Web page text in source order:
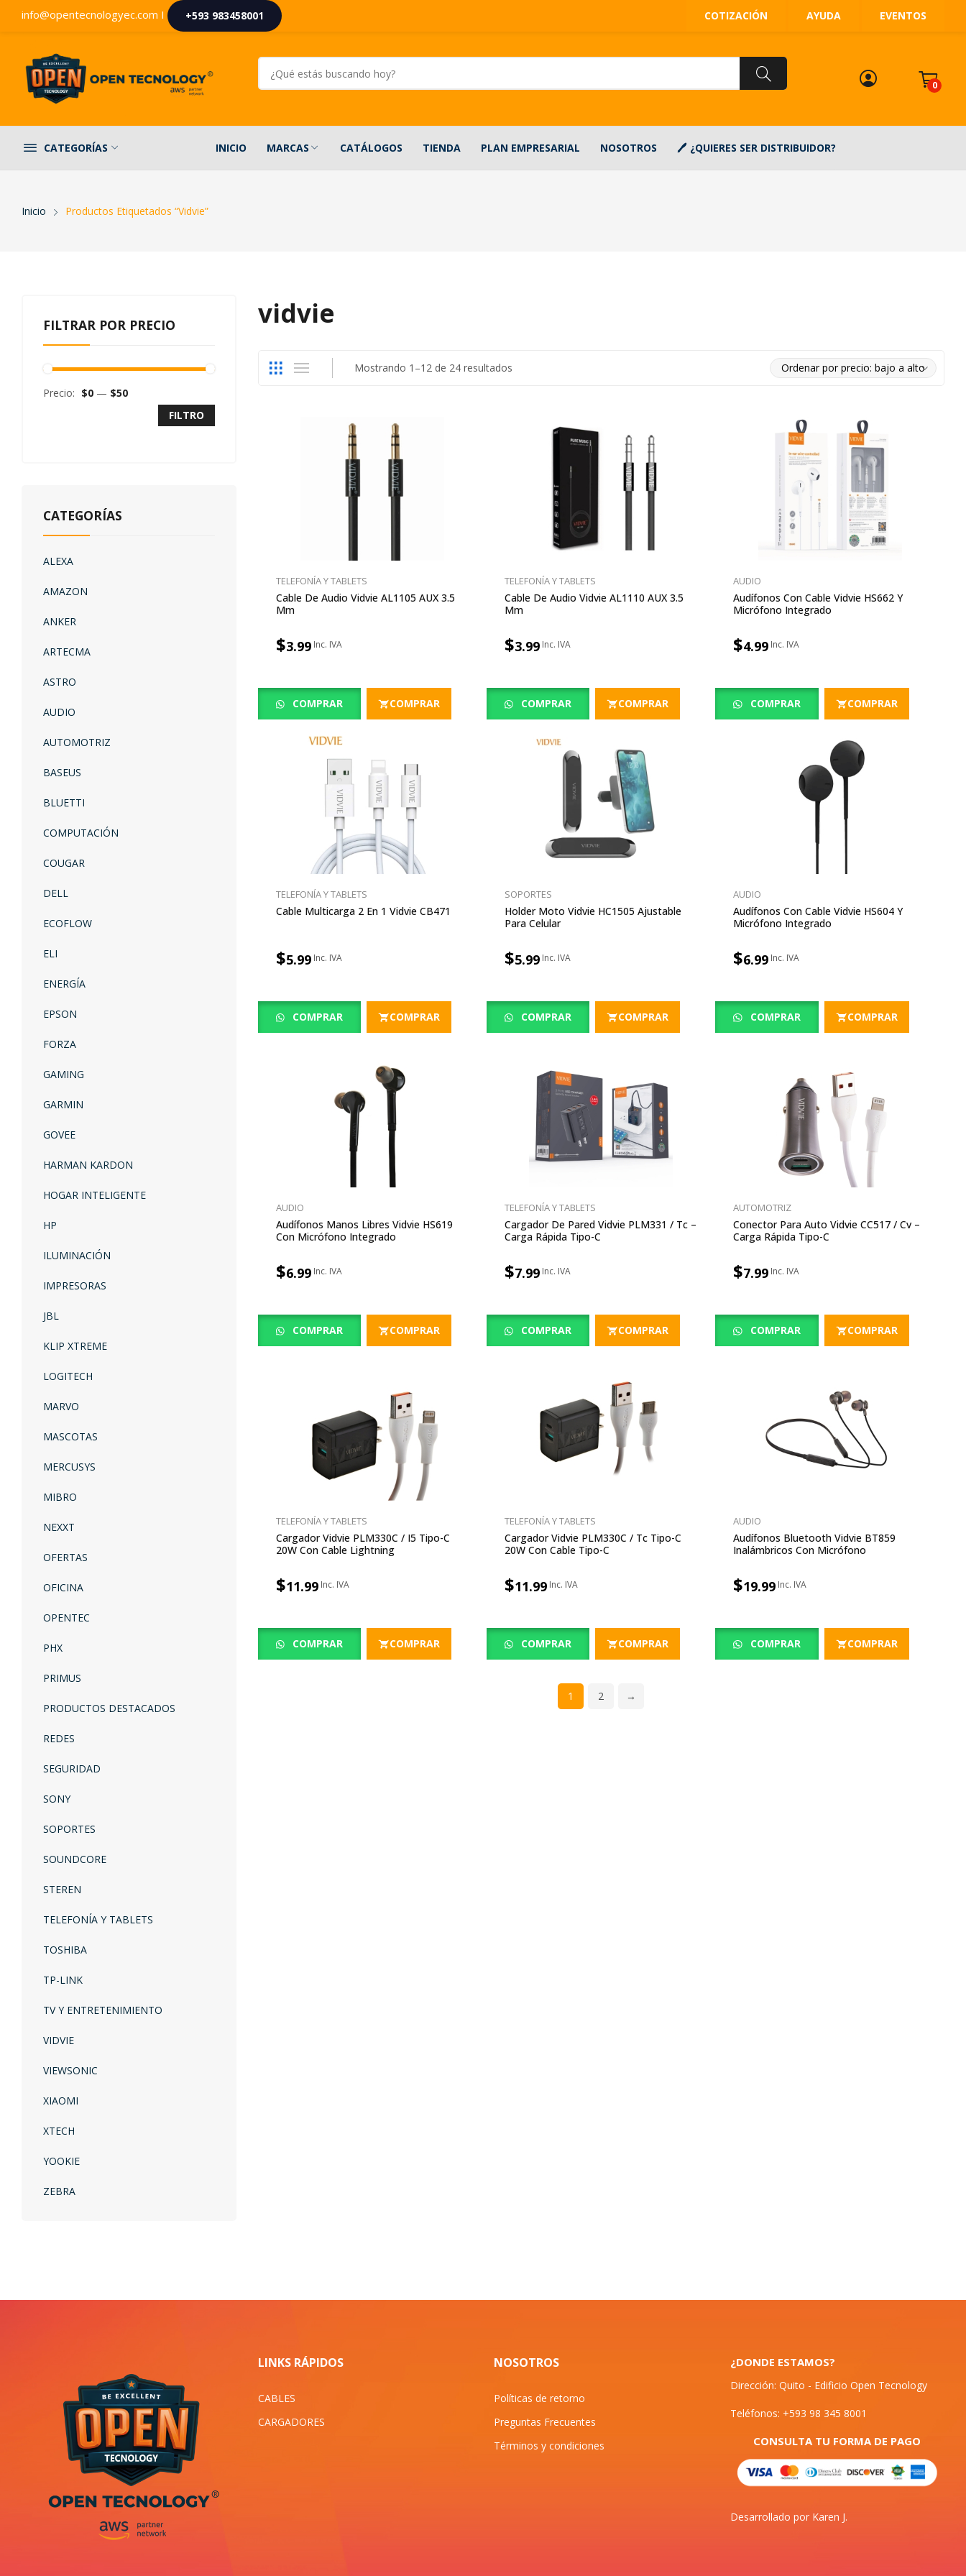
info@opentecnologyec.com I +593 983458001 COTIZACIÓN AYUDA EVENTOS
0
CATEGORÍAS INICIO MARCAS CATÁLOGOS TIENDA PLAN EMPRESARIAL NOSOTROS ¿QUIERES SER DISTRIBUIDOR?
Inicio Productos Etiquetados “vidvie”
vidvie
Mostrando 1–12 de 24 resultadosOrdenado
TELEFONÍA Y TABLETS
Cable De Audio Vidvie AL1105 AUX 3.5
Mm
$3.99
COMPRAR COMPRAR
TELEFONÍA Y TABLETS
Cable De Audio Vidvie AL1110 AUX 3.5
Mm
$3.99
COMPRAR COMPRAR
AUDIO
Audífonos Con Cable Vidvie HS662 Y
Micrófono Integrado
$4.99
COMPRAR COMPRAR
TELEFONÍA Y TABLETS
Cable Multicarga 2 En 1 Vidvie CB471
$5.99
COMPRAR COMPRAR
SOPORTES
Holder Moto Vidvie HC1505 Ajustable
Para Celular
$5.99
COMPRAR COMPRAR
AUDIO
Audífonos Con Cable Vidvie HS604 Y
Micrófono Integrado
$6.99
COMPRAR COMPRAR
AUDIO
Audífonos Manos Libres Vidvie HS619
Con Micrófono Integrado
$6.99
COMPRAR COMPRAR
TELEFONÍA Y TABLETS
Cargador De Pared Vidvie PLM331 / Tc –
Carga Rápida Tipo-C
$7.99
COMPRAR COMPRAR
AUTOMOTRIZ
Conector Para Auto Vidvie CC517 / Cv –
Carga Rápida Tipo-C
$7.99
COMPRAR COMPRAR
TELEFONÍA Y TABLETS
Cargador Vidvie PLM330C / I5 Tipo-C
20W Con Cable Lightning
$11.99
COMPRAR COMPRAR
TELEFONÍA Y TABLETS
Cargador Vidvie PLM330C / Tc Tipo-C
20W Con Cable Tipo-C
$11.99
COMPRAR COMPRAR
AUDIO
Audífonos Bluetooth Vidvie BT859
Inalámbricos Con Micrófono
$19.99
COMPRAR COMPRAR
1 2 →
FILTRAR POR PRECIO
Precio: $0 — $50
FILTRO
CATEGORÍAS
ALEXA
AMAZON
ANKER
ARTECMA
ASTRO
AUDIO
AUTOMOTRIZ
BASEUS
BLUETTI
COMPUTACIÓN
COUGAR
DELL
ECOFLOW
ELI
ENERGÍA
EPSON
FORZA
GAMING
GARMIN
GOVEE
HARMAN KARDON
HOGAR INTELIGENTE
HP
ILUMINACIÓN
IMPRESORAS
JBL
KLIP XTREME
LOGITECH
MARVO
MASCOTAS
MERCUSYS
MIBRO
NEXXT
OFERTAS
OFICINA
OPENTEC
PHX
PRIMUS
PRODUCTOS DESTACADOS
REDES
SEGURIDAD
SONY
SOPORTES
SOUNDCORE
STEREN
TELEFONÍA Y TABLETS
TOSHIBA
TP-LINK
TV Y ENTRETENIMIENTO
VIDVIE
VIEWSONIC
XIAOMI
XTECH
YOOKIE
ZEBRA
LINKS RÁPIDOS
CABLES
CARGADORES
NOSOTROS
Políticas de retorno
Preguntas Frecuentes
Términos y condiciones
¿DONDE ESTAMOS?
Dirección: Quito - Edificio Open Tecnology
Teléfonos: +593 98 345 8001
CONSULTA TU FORMA DE PAGO
Desarrollado por Karen J.